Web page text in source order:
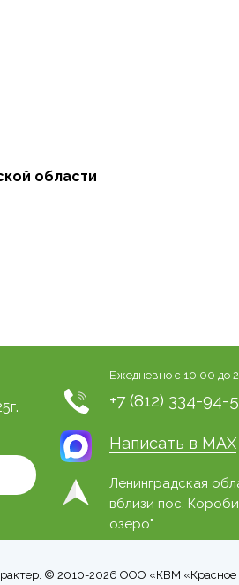
области
Ежедневно с 10:00 до
Написать в MAX
Ленинградская
вблизи пос.
озеро"
+7 (812) 334-94-
© 2010-2026 ООО «КВМ «Красное